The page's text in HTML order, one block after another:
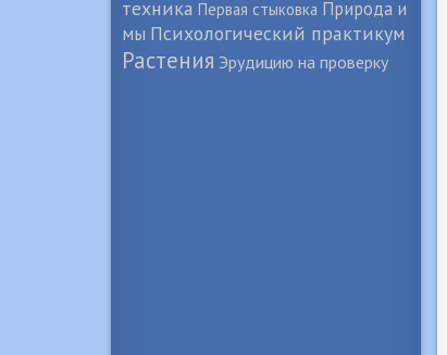
техника Первая стыковка Природа и
мы Психологический практикум
Растения Эрудицию на проверку